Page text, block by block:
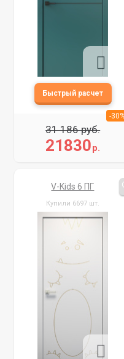
21830р.
31 186 руб.
-
V-Kids 6 ПГ
Купили 6697 шт.